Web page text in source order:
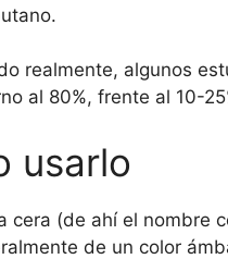
realmente, algunos
al 80%, frente al 10-
usarlo
cera (de ahí el nombre
de un color